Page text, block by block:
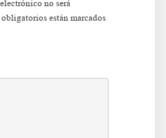
no será
están marcados